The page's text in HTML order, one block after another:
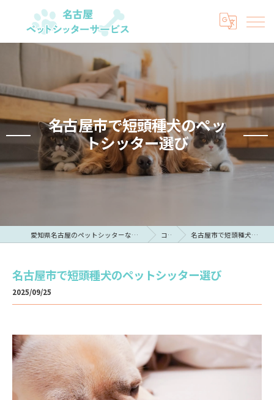
名古屋市で短頭種犬のペッ
トシッター選び
愛知県名古屋のペットシッターなら名古屋ペットシッターサービス コラム 名古屋市で短頭種犬のペットシッター選び
名古屋市で短頭種犬のペットシッター選び
2025/09/25